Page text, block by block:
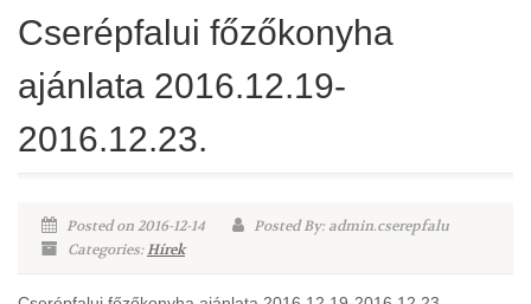
Cserépfalui főzőkonyha
ajánlata 2016.12.19-
2016.12.23.
Posted on 2016-12-14
Posted By: admin.cserepfalu
Categories:Hírek